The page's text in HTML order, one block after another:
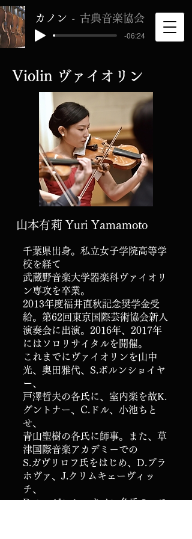
カノン 古典音楽協会
-06:24
Violin ヴァイオリン
千葉県出身。私立女子学院高等学
校を経て
武蔵野音楽大学器楽科ヴァイオリ
ン専攻を卒業。
2013年度福井直秋記念奨学金受
給。第62回東京国際芸術協会新人
演奏会に出演。2016年、2017年
にはソロリサイタルを開催。
これまでにヴァイオリンを山中
光、奥田雅代、S.ボルンショイヤ
ー、
戸澤哲夫の各氏に、室内楽を故K.
グントナー、C.ドル、小池ちと
せ、
青山聖樹の各氏に師事。また、草
津国際音楽アカデミーでの
S.ガヴリロフ氏をはじめ、D.ブラ
ホヴァ、J.クリムキェーヴィッ
チ、
D.ルービンシュタイン各氏のマス
山本有莉 Yuri Yamamoto